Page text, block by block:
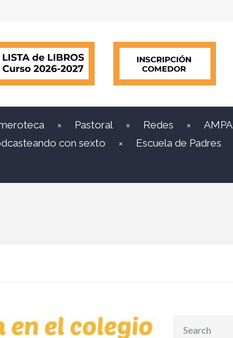
Pastoral Redes AMPA
con sexto Escuela de Padres